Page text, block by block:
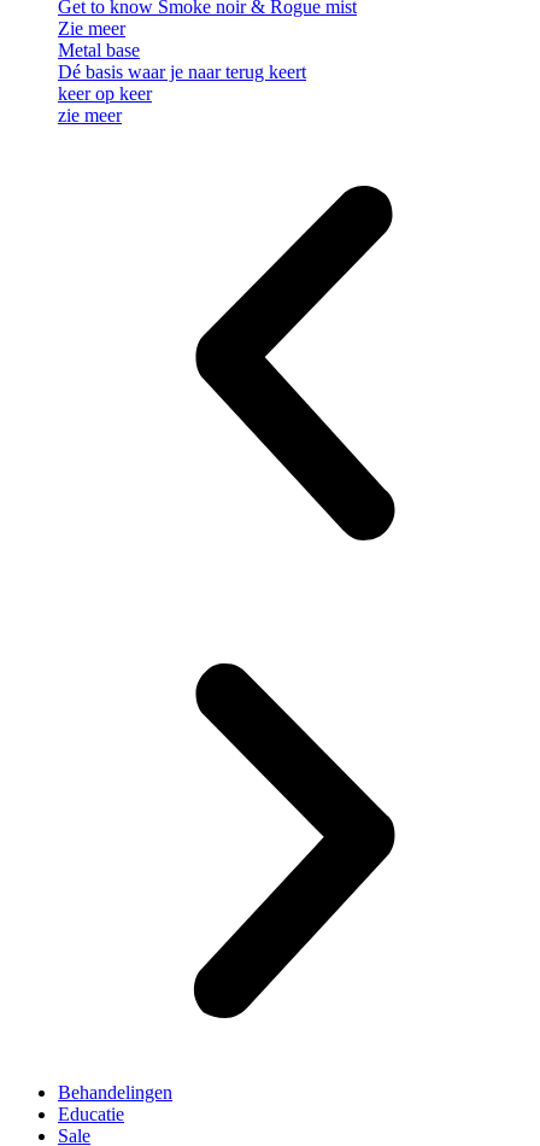
Get to know Smoke noir & Rogue mist
Zie meer
Metal base
Dé basis waar je naar terug keert
keer op keer
zie meer
Behandelingen
Educatie
Sale